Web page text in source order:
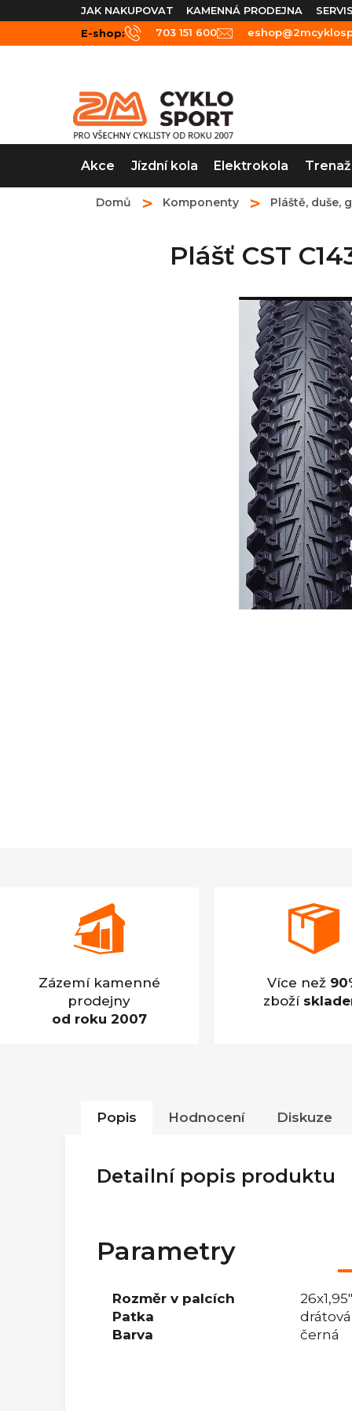
na
obsah
JAK NAKUPOVAT KAMENNÁ PRODEJNA SERVIS
E-shop:
703 151 600
Akce Jízdní kola Elektrokola
Domů Komponenty Pláště, duše,
Plášť CST
Zázemí kamenné
prodejny
od roku 2007
Více než
zboží
Popis Hodnocení Diskuze
Detailní popis produktu
Parametry
Rozměr v palcích
26x1,95"
Patka
drátová
Barva
černá